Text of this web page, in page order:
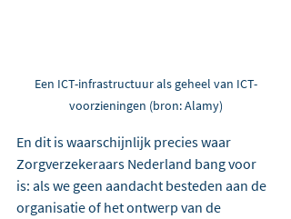
Een ICT-infrastructuur als geheel van ICT-
voorzieningen (bron: Alamy)
En dit is waarschijnlijk precies waar
Zorgverzekeraars Nederland bang voor
is: als we geen aandacht besteden aan de
organisatie of het ontwerp van de